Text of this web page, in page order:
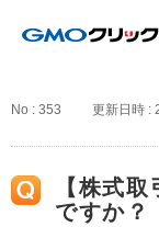
No : 353 更新日時 :
【株式
ですか？